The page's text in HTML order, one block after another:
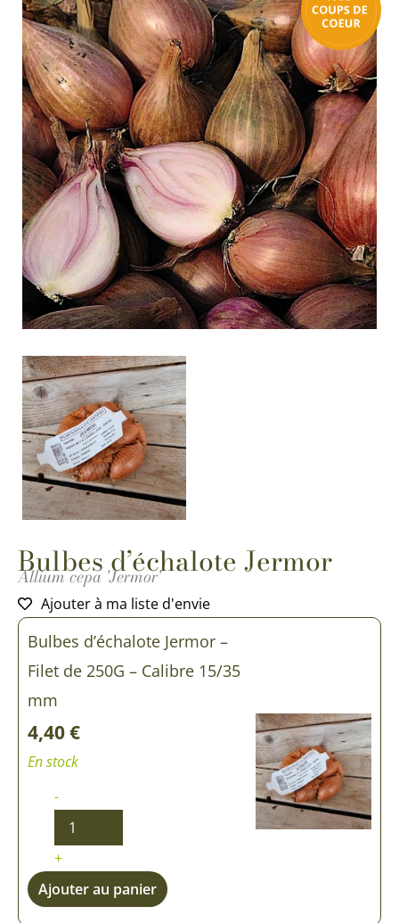
Bulbes d’échalote Jermor
Allium cepa 'Jermor'
Ajouter à ma liste d'envie
Bulbes d’échalote Jermor –
Filet de 250G – Calibre 15/35
mm
4,40€
En stock
-
de
d'échalote
+
Ajouter au panier
de
d'échalote